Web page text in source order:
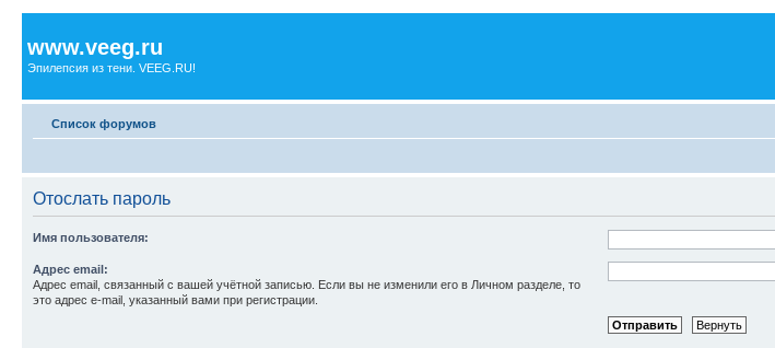
www.veeg.ru
Эпилепсия из тени. VEEG.RU!
Список форумов
Отослать пароль
Имя пользователя:
Адрес email:
Адрес email, связанный с вашей учётной записью. Если вы не изменили его в Личном разделе, то
это адрес e-mail, указанный вами при регистрации.